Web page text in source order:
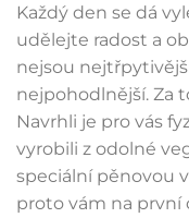
Každý den se dá
udělejte radost a
nejsou
nejpohodlnější. Za
Navrhli je pro vás
vyrobili z odolné
speciální pěnovou
proto vám na první